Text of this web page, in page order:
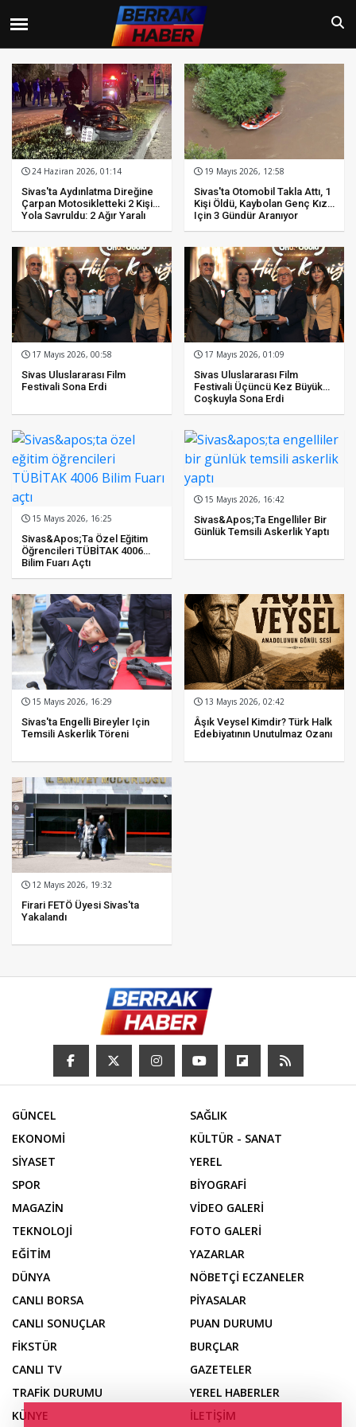
24 Haziran 2026, 01:14
Sivas'ta Aydınlatma Direğine
Çarpan Motosikletteki 2 Kişi
Yola Savruldu: 2 Ağır Yaralı
19 Mayıs 2026, 12:58
Sivas'ta Otomobil Takla Attı, 1
Kişi Öldü, Kaybolan Genç Kız
Için 3 Gündür Aranıyor
17 Mayıs 2026, 00:58
Sivas Uluslararası Film
Festivali Sona Erdi
17 Mayıs 2026, 01:09
Sivas Uluslararası Film
Festivali Üçüncü Kez Büyük
Coşkuyla Sona Erdi
15 Mayıs 2026, 16:25
Sivas&apos;ta Özel Eğitim
Öğrencileri TÜBİTAK 4006
Bilim Fuarı Açtı
15 Mayıs 2026, 16:42
Sivas&apos;ta Engelliler Bir
Günlük Temsili Askerlik Yaptı
15 Mayıs 2026, 16:29
Sivas'ta Engelli Bireyler Için
Temsili Askerlik Töreni
13 Mayıs 2026, 02:42
Âşık Veysel Kimdir? Türk Halk
Edebiyatının Unutulmaz Ozanı
12 Mayıs 2026, 19:32
Firari FETÖ Üyesi Sivas'ta
Yakalandı
GÜNCEL
EKONOMİ
SİYASET
SPOR
MAGAZİN
TEKNOLOJİ
EĞİTİM
DÜNYA
SAĞLIK
KÜLTÜR - SANAT
YEREL
BİYOGRAFİ
VİDEO GALERİ
FOTO GALERİ
YAZARLAR
NÖBETÇİ ECZANELER
CANLI BORSA
CANLI SONUÇLAR
FİKSTÜR
CANLI TV
TRAFİK DURUMU
KÜNYE
PİYASALAR
PUAN DURUMU
BURÇLAR
GAZETELER
YEREL HABERLER
İLETİŞİM